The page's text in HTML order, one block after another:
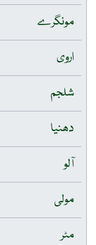
مونگرے
اروی
شلجم
دھنیا
آلو
مولی
مٹر